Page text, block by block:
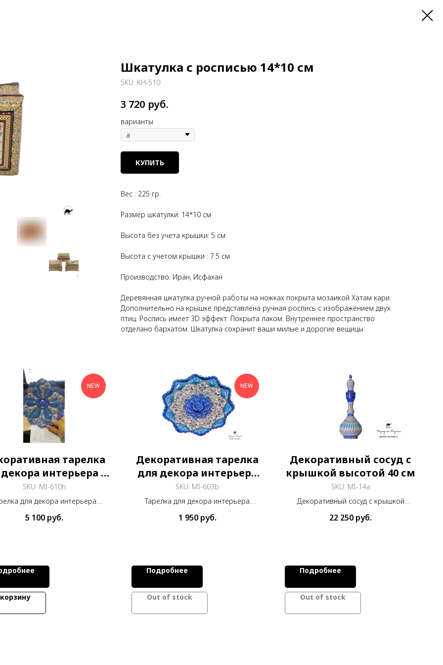
Шкатулка с росписью 14*10 см
SKU: KH-510
3 720 руб.
варианты
КУПИТЬ
Вес : 225 гр.
Размер шкатулки: 14*10 см
Высота без учета крышки: 5 см
Высота с учетом крышки : 7.5 см
Производство: Иран, Исфахан
Деревянная шкатулка ручной работы на ножках покрыта мозаикой Хатам кари.
Дополнительно на крышке представлена ручная роспись с изображением двух
птиц. Роспись имеет 3D эффект. Покрыта лаком. Внутреннее пространство
отделано бархатом. Шкатулка сохранит ваши милые и дорогие вещицы.
NEW
тарелка
интерьера Д
25 см
SKU: MI-610h
для декора интерьера
вручную.
5 100 руб.
NEW
Декоративная тарелка
для декора интерьера
Д16 см
SKU: MI-603b
Тарелка для декора интерьера
вручную.
1 950 руб.
Подробнее
Out of stock
Декоративный сосуд с
крышкой высотой 40 см
SKU: MI-14a
Декоративный сосуд с крышкой
росписью Мина Кари
22 250 руб.
Подробнее
Out of stock